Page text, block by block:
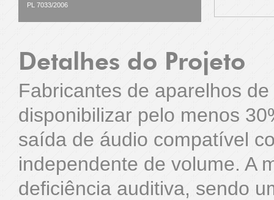
PL 7033/2006
Detalhes do Projeto
Fabricantes de aparelhos
disponibilizar pelo menos
saída de áudio compatível
independente de volume. A
deficiência auditiva, sendo